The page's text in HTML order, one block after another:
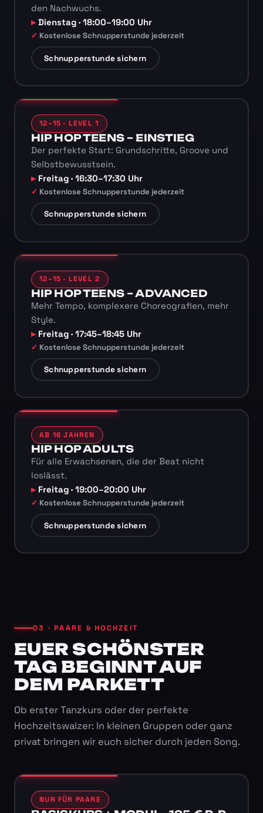
den Nachwuchs.
Dienstag · 18:00–19:00 Uhr
Kostenlose Schnupperstunde jederzeit
Schnupperstunde sichern
12–15 · LEVEL 1
HIP HOP TEENS – EINSTIEG
Der perfekte Start: Grundschritte, Groove und
Selbstbewusstsein.
Freitag · 16:30–17:30 Uhr
Kostenlose Schnupperstunde jederzeit
Schnupperstunde sichern
12–15 · LEVEL 2
HIP HOP TEENS – ADVANCED
Mehr Tempo, komplexere Choreografien, mehr
Style.
Freitag · 17:45–18:45 Uhr
Kostenlose Schnupperstunde jederzeit
Schnupperstunde sichern
AB 16 JAHREN
HIP HOP ADULTS
Für alle Erwachsenen, die der Beat nicht
loslässt.
Freitag · 19:00–20:00 Uhr
Kostenlose Schnupperstunde jederzeit
Schnupperstunde sichern
03 · PAARE & HOCHZEIT
EUER SCHÖNSTER
TAG BEGINNT AUF
DEM PARKETT
Ob erster Tanzkurs oder der perfekte
Hochzeitswalzer: In kleinen Gruppen oder ganz
privat bringen wir euch sicher durch jeden Song.
NUR FÜR PAARE